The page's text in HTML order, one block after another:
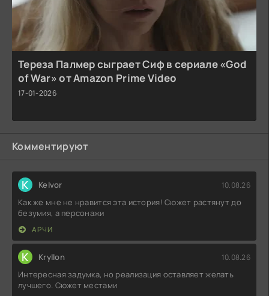
Тереза Палмер сыграет Сиф в сериале «God
of War» от Amazon Prime Video
17-01-2026
Комментируют
K Kelvor 10.08.26
Как же мне не нравится эта история! Сюжет растянут до
безумия, а персонажи
АРЧИ
K Kryllon 10.08.26
Интересная задумка, но реализация оставляет желать
лучшего. Сюжет местами